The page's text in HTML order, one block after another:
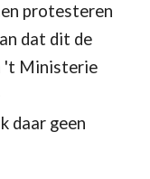
protesteren
dat dit de
't Ministerie
daar geen